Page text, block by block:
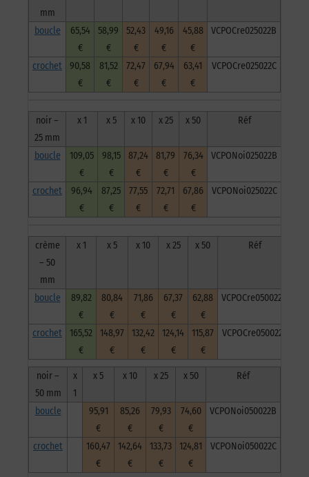
bouclemm
boucle
65,54
€
58,99
€
52,43
€
49,16
€
45,88
€
VCPOCre025022B
crochet
90,58
€
81,52
€
72,47
€
67,94
€
63,41
€
VCPOCre025022C
noir –
25 mm
x 1 x 5 x 10 x 25 x 50 Réf
boucle
109,05
€
98,15
€
87,24
€
81,79
€
76,34
€
VCPONoi025022B
crochet
96,94
€
87,25
€
77,55
€
72,71
€
67,86
€
VCPONoi025022C
crème
– 50
mm
x 1 x 5 x 10 x 25 x 50 Réf
boucle
89,82
€
80,84
€
71,86
€
67,37
€
62,88
€
VCPOCre050022B
crochet
165,52
€
148,97
€
132,42
€
124,14
€
115,87
€
VCPOCre050022C
noir –
50 mm
x
1
x 5 x 10 x 25 x 50 Réf
boucle
95,91
€
85,26
€
79,93
€
74,60
€
VCPONoi050022B
crochet
160,47
€
142,64
€
133,73
€
124,81
€
VCPONoi050022C